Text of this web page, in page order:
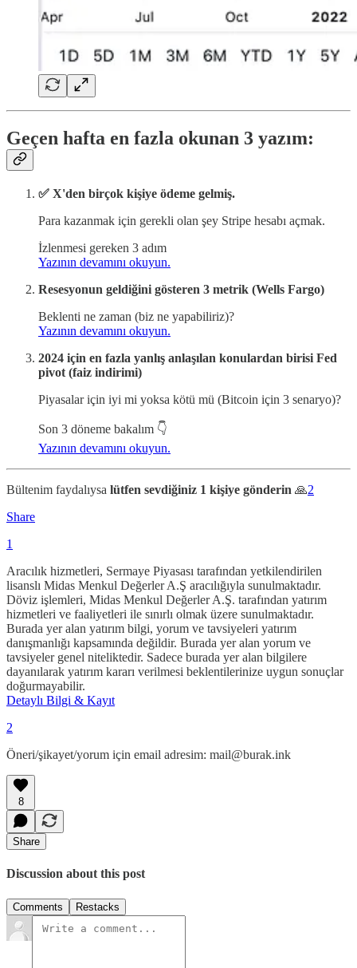
Geçen hafta en fazla okunan 3 yazım:
✅ X'den birçok kişiye ödeme gelmiş.
Para kazanmak için gerekli olan şey Stripe hesabı açmak.
İzlenmesi gereken 3 adım
Yazının devamını okuyun.
Resesyonun geldiğini gösteren 3 metrik (Wells Fargo)
Beklenti ne zaman (biz ne yapabiliriz)?
Yazının devamını okuyun.
2024 için en fazla yanlış anlaşılan konulardan birisi Fed
pivot (faiz indirimi)
Piyasalar için iyi mi yoksa kötü mü (Bitcoin için 3 senaryo)?
Son 3 döneme bakalım 👇
Yazının devamını okuyun.
Bültenim faydalıysa lütfen sevdiğiniz 1 kişiye gönderin 🙏2
Share
1
Aracılık hizmetleri, Sermaye Piyasası tarafından yetkilendirilen
lisanslı Midas Menkul Değerler A.Ş aracılığıyla sunulmaktadır.
Döviz işlemleri, Midas Menkul Değerler A.Ş. tarafından yatırım
hizmetleri ve faaliyetleri ile sınırlı olmak üzere sunulmaktadır.
Burada yer alan yatırım bilgi, yorum ve tavsiyeleri yatırım
danışmanlığı kapsamında değildir. Burada yer alan yorum ve
tavsiyeler genel niteliktedir. Sadece burada yer alan bilgilere
dayanılarak yatırım kararı verilmesi beklentilerinize uygun sonuçlar
doğurmayabilir.
Detaylı Bilgi & Kayıt
2
Öneri/şikayet/yorum için email adresim: mail@burak.ink
8
Share
Discussion about this post
Comments Restacks